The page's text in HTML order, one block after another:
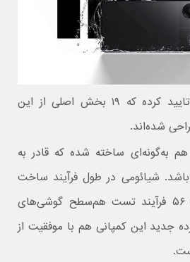
در این زمینه شیائومی تایید کرده که ۱۹ بخش اصلی از این
شده‌اند.
به‌گونه‌ای ساخته شده که قادر به
شیائومی در طول فرآیند ساخت
این گوشی، آن را تحت ۵۶ فرآیند تست هم‌سطح گوشی‌های
جدید این کمپانی هم با موفقیت از